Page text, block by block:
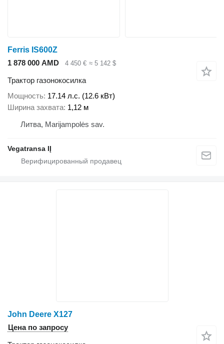
Ferris IS600Z
1 878 000 AMD
4 450 € ≈ 5 142 $
Трактор газонокосилка
Мощность 17.14 л.с. (12.6 кВт)
Ширина захвата 1,12 м
Литва, Marijampolės sav.
Vegatransa IĮ
John Deere X127
Цена по запросу